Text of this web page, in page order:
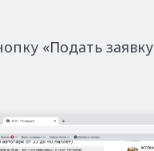
«Подать заявку